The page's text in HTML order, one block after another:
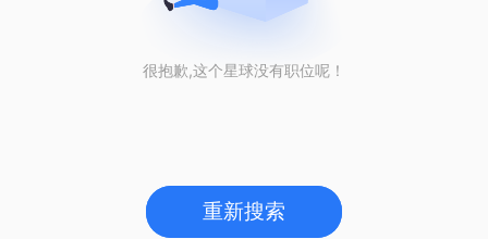
很抱歉,这个星球没有职位呢！
重新搜索